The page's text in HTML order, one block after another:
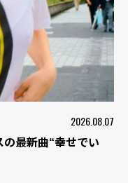
2026.08.07
最新曲“幸せでい